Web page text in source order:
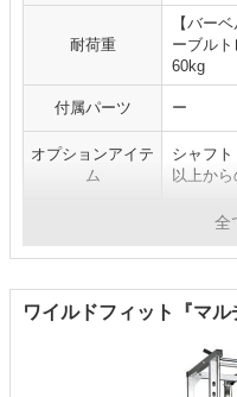
耐荷重
【バー
ーブルト
60kg
付属パーツ ー
オプションアイテ
ム
シャフ
以上から
全
ワイルドフィット『マル